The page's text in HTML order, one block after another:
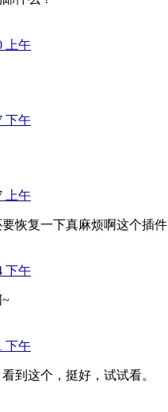
上午
下午
上午
恢复一下真麻烦啊这个插件
下午
~
下午
到这个，挺好，试试看。